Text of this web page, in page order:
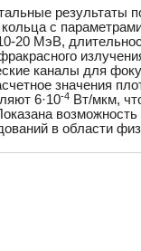
результаты
с
20 МэВ,
каналы для
значения
6·10-4Вт/мкм,
в области